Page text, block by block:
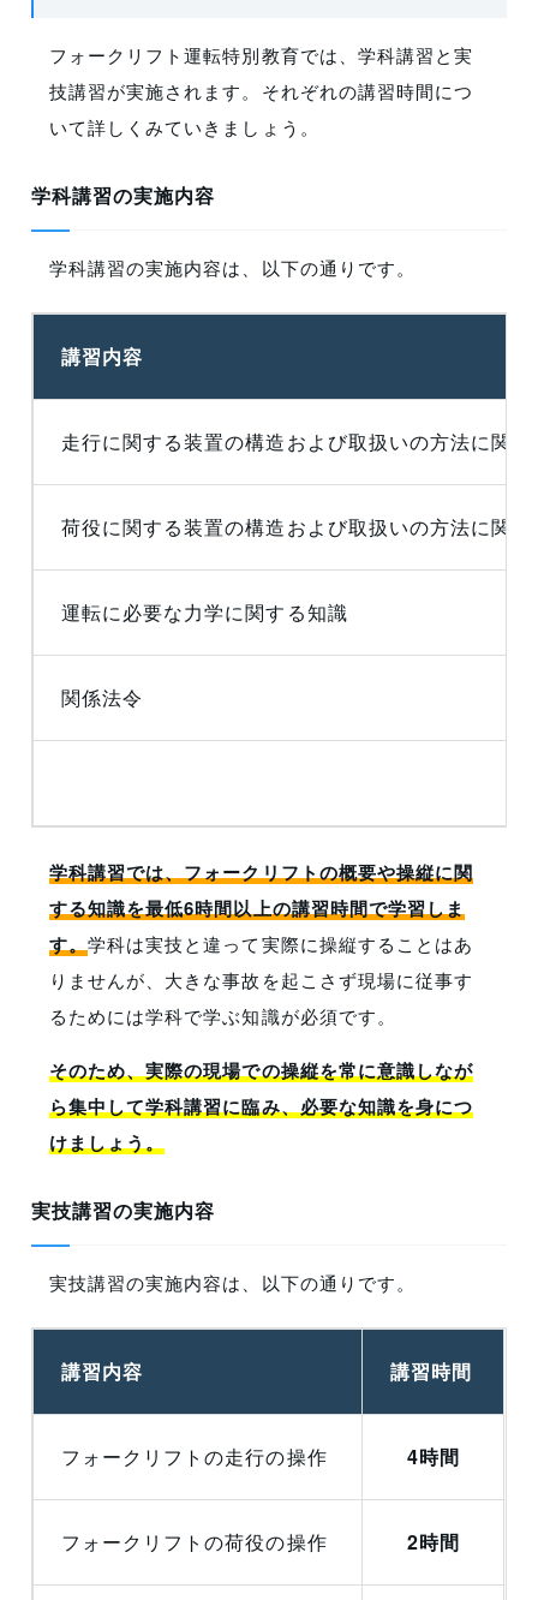
フォークリフト運転特別教育では、学科講習と実
技講習が実施されます。それぞれの講習時間につ
いて詳しくみていきましょう。
学科講習の実施内容
学科講習の実施内容は、以下の通りです。
講習内容
走行に関する装置の構造および取扱いの方法に関す
荷役に関する装置の構造および取扱いの方法に関す
運転に必要な力学に関する知識
関係法令
学科講習では、フォークリフトの概要や操縦に関
する知識を最低6時間以上の講習時間で学習しま
す。学科は実技と違って実際に操縦することはあ
りませんが、大きな事故を起こさず現場に従事す
るためには学科で学ぶ知識が必須です。
そのため、実際の現場での操縦を常に意識しなが
ら集中して学科講習に臨み、必要な知識を身につ
けましょう。
実技講習の実施内容
実技講習の実施内容は、以下の通りです。
講習内容 講習時間
フォークリフトの走行の操作 4時間
フォークリフトの荷役の操作 2時間